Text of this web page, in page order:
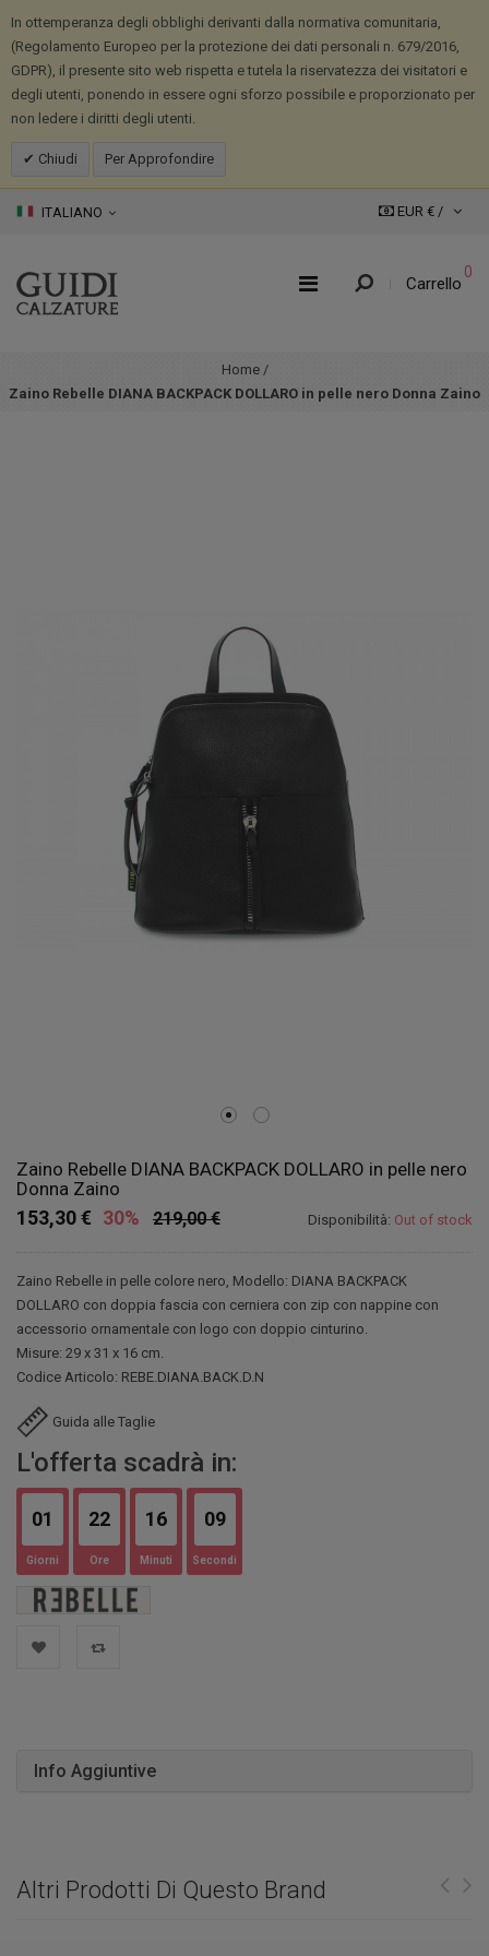
In ottemperanza degli obblighi derivanti dalla normativa comunitaria,
(Regolamento Europeo per la protezione dei dati personali n. 679/2016,
GDPR), il presente sito web rispetta e tutela la riservatezza dei visitatori e
degli utenti, ponendo in essere ogni sforzo possibile e proporzionato per
non ledere i diritti degli utenti.
Chiudi Per Approfondire
ITALIANO EUR € /
Carrello
0
Home /
Zaino Rebelle DIANA BACKPACK DOLLARO in pelle nero Donna Zaino
Zaino Rebelle DIANA BACKPACK DOLLARO in pelle nero
Donna Zaino
Disponibilità: Out of stock
219,00 €
153,30 € 30%
Zaino Rebelle in pelle colore nero, Modello: DIANA BACKPACK
DOLLARO con doppia fascia con cerniera con zip con nappine con
accessorio ornamentale con logo con doppio cinturino.
Misure: 29 x 31 x 16 cm.
Codice Articolo: REBE.DIANA.BACK.D.N
Guida alle Taglie
L'offerta scadrà in:
01
Giorni
22
Ore
16
Minuti
08
Secondi
Info Aggiuntive
Altri Prodotti Di Questo Brand